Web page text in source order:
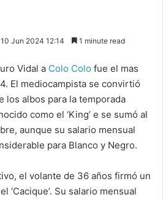
10 Jun 2024 12:14 1 minute read
Vidal a Colo Colo fue el mas
El mediocampista se convirtió
los albos para la temporada
como el ‘King’ e se sumó al
aunque su salario mensual
para Blanco y Negro.
el volante de 36 años firmó un
‘Cacique’. Su salario mensual